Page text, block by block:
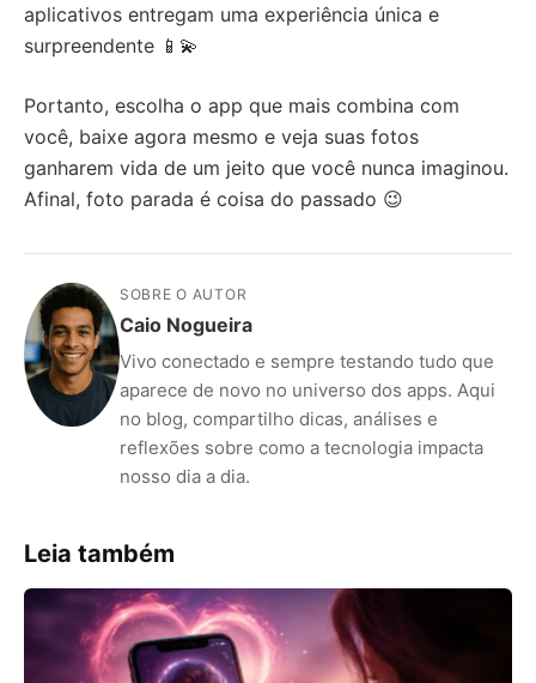
aplicativos entregam uma experiência única e
surpreendente 📱💫
Portanto, escolha o app que mais combina com
você, baixe agora mesmo e veja suas fotos
ganharem vida de um jeito que você nunca imaginou.
Afinal, foto parada é coisa do passado 😉
SOBRE O AUTOR
Caio Nogueira
Vivo conectado e sempre testando tudo que
aparece de novo no universo dos apps. Aqui
no blog, compartilho dicas, análises e
reflexões sobre como a tecnologia impacta
nosso dia a dia.
Leia também